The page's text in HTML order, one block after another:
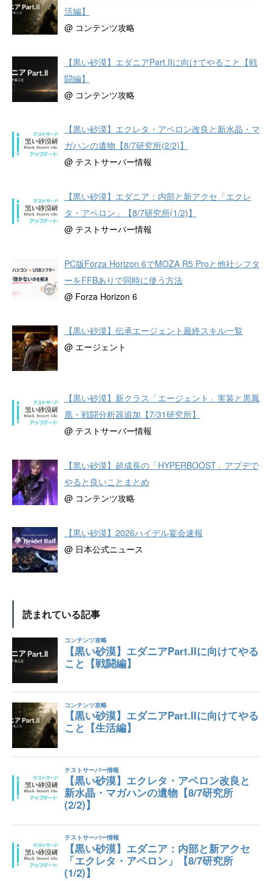
活編】
@ コンテンツ攻略
【黒い砂漠】エダニアPart.IIに向けてやること【戦
闘編】
@ コンテンツ攻略
【黒い砂漠】エクレタ・アペロン改良と新水晶・マ
ガハンの遺物【8/7研究所(2/2)】
@ テストサーバー情報
【黒い砂漠】エダニア：内部と新アクセ「エクレ
タ・アペロン」【8/7研究所(1/2)】
@ テストサーバー情報
PC版Forza Horizon 6でMOZA R5 Proと他社シフタ
ーをFFBありで同時に使う方法
@ Forza Horizon 6
【黒い砂漠】伝承エージェント最終スキル一覧
@ エージェント
【黒い砂漠】新クラス「エージェント」実装と黒鳳
凰・戦闘分析器追加【7/31研究所】
@ テストサーバー情報
【黒い砂漠】超成長の「HYPERBOOST」アプデで
やると良いことまとめ
@ コンテンツ攻略
【黒い砂漠】2026ハイデル宴会速報
@ 日本公式ニュース
読まれている記事